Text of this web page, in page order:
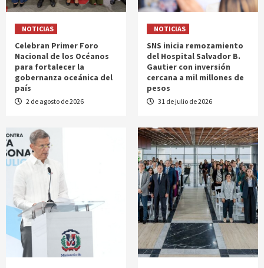
NOTICIAS
Celebran Primer Foro
Nacional de los Océanos
para fortalecer la
gobernanza oceánica del
país
2 de agosto de 2026
NOTICIAS
SNS inicia remozamiento
del Hospital Salvador B.
Gautier con inversión
cercana a mil millones de
pesos
31 de julio de 2026